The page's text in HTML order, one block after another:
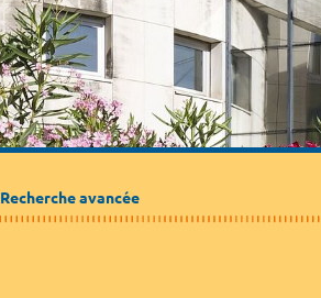
Recherche avancée